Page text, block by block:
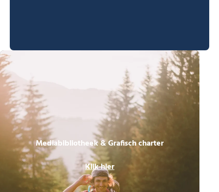
Mediabibliotheek & Grafisch charter
Klik hier